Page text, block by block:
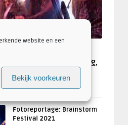
website en een
Bekijk voorkeuren
en Xandria in De Helling,
Toine Pawlak
Fotoreportage: Brainstorm
Festival 2021